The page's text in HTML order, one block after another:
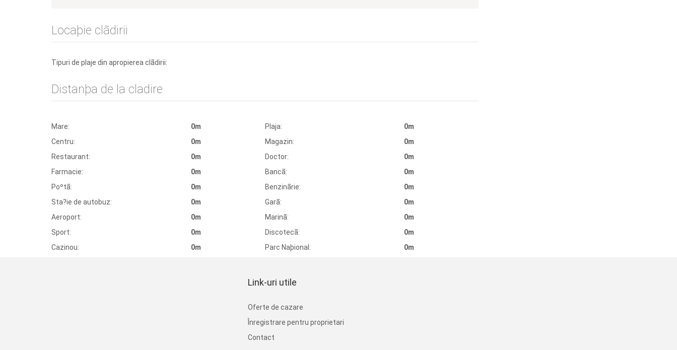
Locaþie clãdirii
Tipuri de plaje din apropierea clãdirii:
Distanþa de la cladire
Mare: 0m Plaja:
0m
Centru:
0m Magazin:
0m
Restaurant:
0m Doctor:
0m
Farmacie:
0m Bancã:
0m
Poºtã:
0m Benzinãrie:
0m
Sta?ie de autobuz:
0m Garã:
0m
Aeroport:
0m Marinã:
0m
Sport:
0m Discotecã:
0m
Cazinou:
0m Parc Naþional: 0m
Link-uri utile
Oferte de cazare
Înregistrare pentru proprietari
Contact